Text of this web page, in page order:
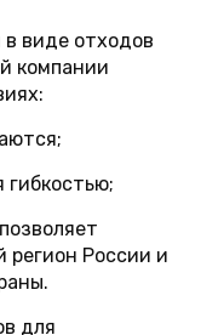
виде отходов
компании
гибкостью;
регион России и
для